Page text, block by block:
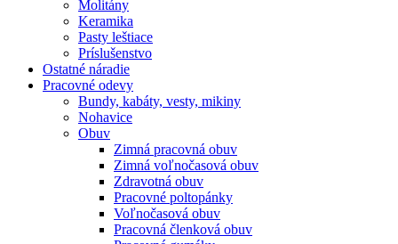
Molitány
Keramika
Pasty leštiace
Príslušenstvo
Ostatné náradie
Pracovné odevy
Bundy, kabáty, vesty, mikiny
Nohavice
Obuv
Zimná pracovná obuv
Zimná voľnočasová obuv
Zdravotná obuv
Pracovné poltopánky
Voľnočasová obuv
Pracovná členková obuv